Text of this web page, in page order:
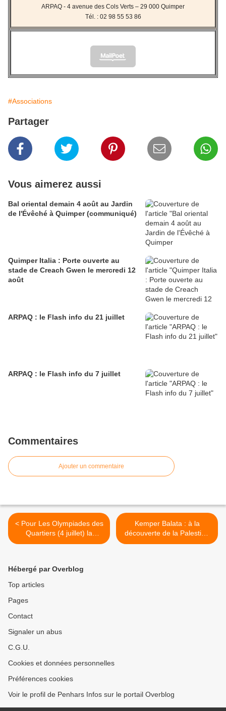
ARPAQ - 4 avenue des Cols Verts – 29 000 Quimper
Tél. : 02 98 55 53 86
#Associations
Partager
Vous aimerez aussi
Bal oriental demain 4 août au Jardin
de l'Évêché à Quimper (communiqué)
Quimper Italia : Porte ouverte au
stade de Creach Gwen le mercredi 12
août
ARPAQ : le Flash info du 21 juillet
ARPAQ : le Flash info du 7 juillet
Commentaires
Ajouter un commentaire
< Pour Les Olympiades des
Quartiers (4 juillet) la
couleur de Penhars sera le
Kemper Balata : à la
découverte de la Palestine
demain à la MPT de
Hébergé par Overblog
Top articles
Pages
Contact
Signaler un abus
C.G.U.
Cookies et données personnelles
Préférences cookies
Voir le profil de Penhars Infos sur le portail Overblog